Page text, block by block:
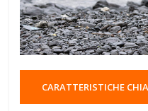
CARATTERISTICHE